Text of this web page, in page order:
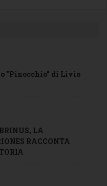
"Pinocchio" di Livio
LA
RACCONTA